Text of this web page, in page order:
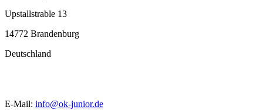
Upstallstrable 13
14772 Brandenburg
Deutschland
E-Mail: info@ok-junior.de